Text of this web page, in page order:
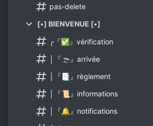
pas-delete
[•] BIENVENUE [•]
╭『✅』vérification
│『🛬』arrivée
│『📑』règlement
│『📜』informations
│『🔔』notifications